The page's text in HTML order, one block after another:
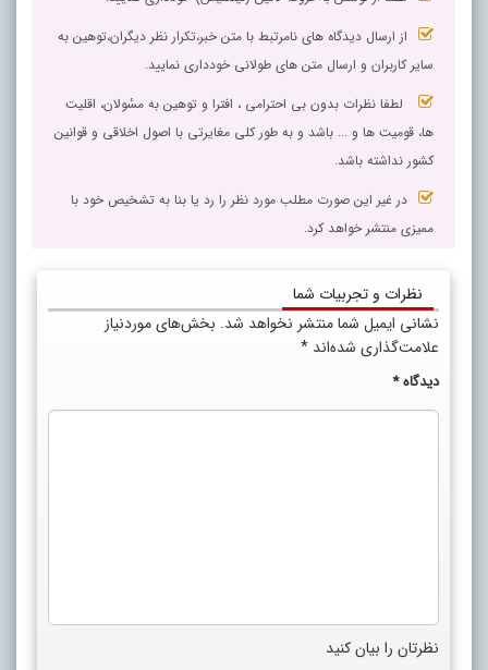
از ارسال دیدگاه های نامرتبط با متن خبر،تکرار نظر دیگران،توهین به
سایر کاربران و ارسال متن های طولانی خودداری نمایید.
لطفا نظرات بدون بی احترامی ، افترا و توهین به مسٔولان، اقلیت
ها، قومیت ها و ... باشد و به طور کلی مغایرتی با اصول اخلاقی و قوانین
کشور نداشته باشد.
در غیر این صورت مطلب مورد نظر را رد یا بنا به تشخیص خود با
ممیزی منتشر خواهد کرد.
نظرات و تجربیات شما
نشانی ایمیل شما منتشر نخواهد شد. بخش‌های موردنیاز
علامت‌گذاری شده‌اند *
دیدگاه*
نظرتان را بیان کنید